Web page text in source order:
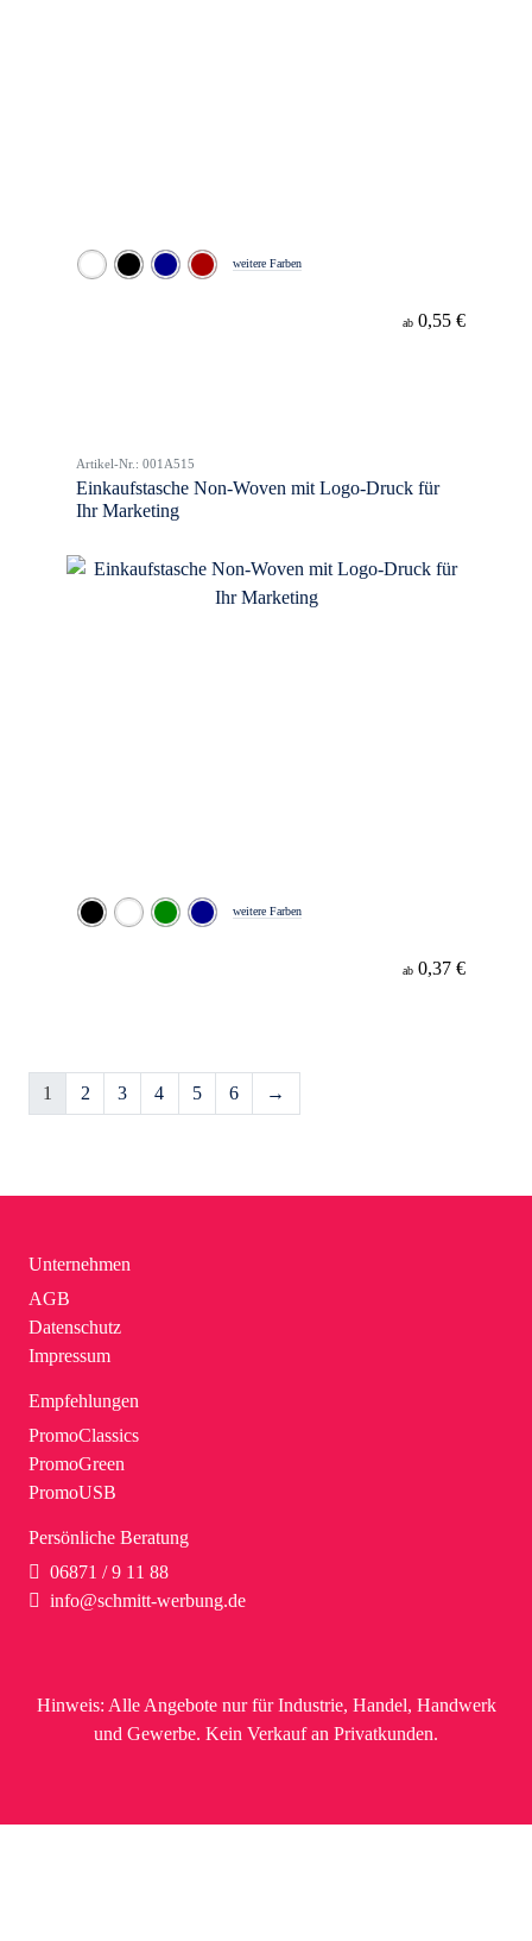
weitere Farben
ab 0,55 €
Artikel-Nr.: 001A515
Einkaufstasche Non-Woven mit Logo-Druck für
Ihr Marketing
weitere Farben
ab 0,37 €
1 2 3 4 5 6 →
Unternehmen
AGB
Datenschutz
Impressum
Empfehlungen
PromoClassics
PromoGreen
PromoUSB
Persönliche Beratung
06871 / 9 11 88
info@schmitt-werbung.de
Hinweis: Alle Angebote nur für Industrie, Handel, Handwerk
und Gewerbe. Kein Verkauf an Privatkunden.